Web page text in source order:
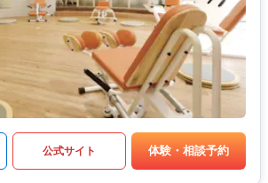
公式サイト 体験・相談予約